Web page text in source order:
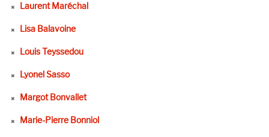
Laurent Maréchal
Lisa Balavoine
Louis Teyssedou
Lyonel Sasso
Margot Bonvallet
Marie-Pierre Bonniol